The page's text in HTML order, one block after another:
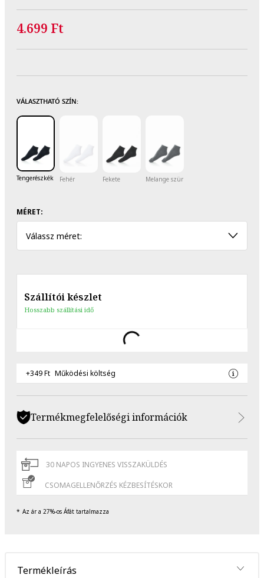
4.699 Ft
VÁLASZTHATÓ SZÍN:
Tengerészkék Fehér Fekete Melange szürke
MÉRET:
Válassz méret:
Szállítói készlet
Hosszabb szállítási idő
+349 Ft Működési költség
Termékmegfelelőségi információk
30 NAPOS INGYENES VISSZAKÜLDÉS
CSOMAGELLENŐRZÉS KÉZBESÍTÉSKOR
Az ár a 27%-os Áfát tartalmazza
Termékleírás